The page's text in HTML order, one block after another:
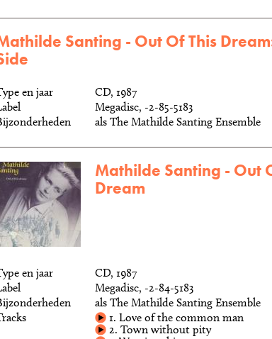
Santing - Out Of This
en jaar
CD, 1987
Megadisc, -2-85-5183
als The Mathilde Santing Ensemble
Mathilde Santing - Out
Dream
en jaar
CD, 1987
Megadisc, -2-84-5183
als The Mathilde Santing Ensemble
1. Love of the common man
2. Town without pity